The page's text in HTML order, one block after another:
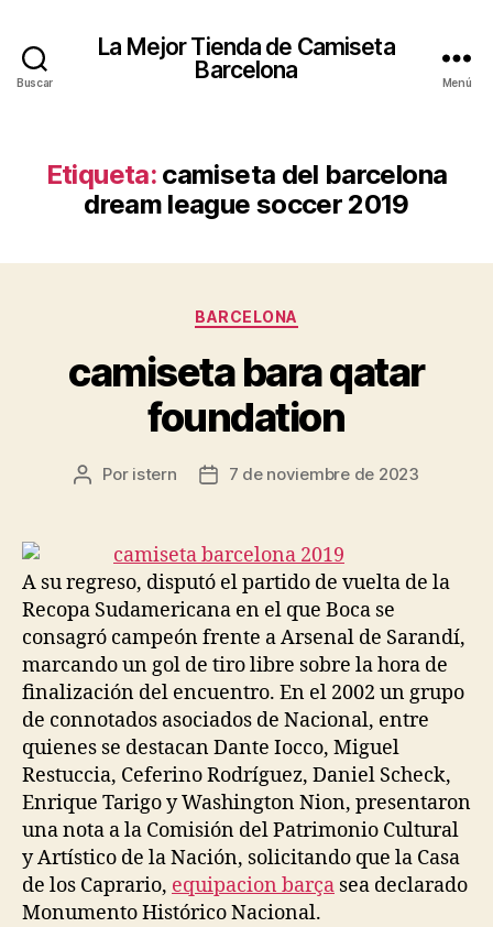
Buscar
La Mejor Tienda de Camiseta
Barcelona
Menú
Etiqueta: camiseta del barcelona
dream league soccer 2019
Categorías
BARCELONA
camiseta bara qatar
foundation
Autor
entrada
Por istern
Fecha
entrada
7 de noviembre de 2023
A su regreso, disputó el partido de vuelta de la
Recopa Sudamericana en el que Boca se
consagró campeón frente a Arsenal de Sarandí,
marcando un gol de tiro libre sobre la hora de
finalización del encuentro. En el 2002 un grupo
de connotados asociados de Nacional, entre
quienes se destacan Dante Iocco, Miguel
Restuccia, Ceferino Rodríguez, Daniel Scheck,
Enrique Tarigo y Washington Nion, presentaron
una nota a la Comisión del Patrimonio Cultural
y Artístico de la Nación, solicitando que la Casa
de los Caprario, equipacion barça sea declarado
Monumento Histórico Nacional.